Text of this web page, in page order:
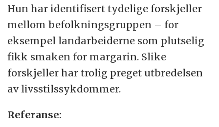
Hun har identifisert tydelige forskjeller
mellom befolkningsgruppen – for
eksempel landarbeiderne som plutselig
fikk smaken for margarin. Slike
forskjeller har trolig preget utbredelsen
av livsstilssykdommer.
Referanse: